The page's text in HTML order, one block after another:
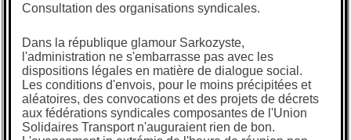
Consultation des organisations syndicales.
Dans la république glamour Sarkozyste,
l'administration ne s'embarrasse pas avec les
dispositions légales en matière de dialogue social.
Les conditions d'envois, pour le moins précipitées et
aléatoires, des convocations et des projets de décrets
aux fédérations syndicales composantes de l'Union
Solidaires Transport n'auguraient rien de bon.